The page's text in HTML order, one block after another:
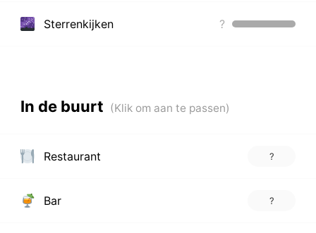
Sterrenkijken ?
In de buurt
Restaurant ?
Bar ?